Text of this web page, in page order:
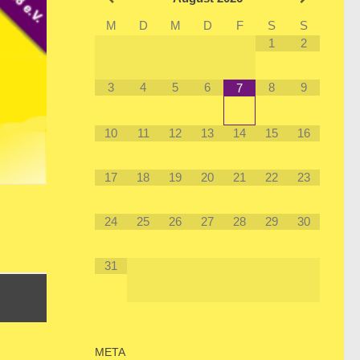
M
D M D F S
S
1
2
3 4 5 6 7 8 9
10 11 12 13 14 15 16
17 18 19 20 21 22 23
24 25 26 27 28 29 30
31
META